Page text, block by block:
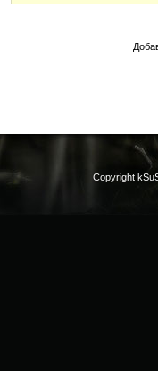
Copyright